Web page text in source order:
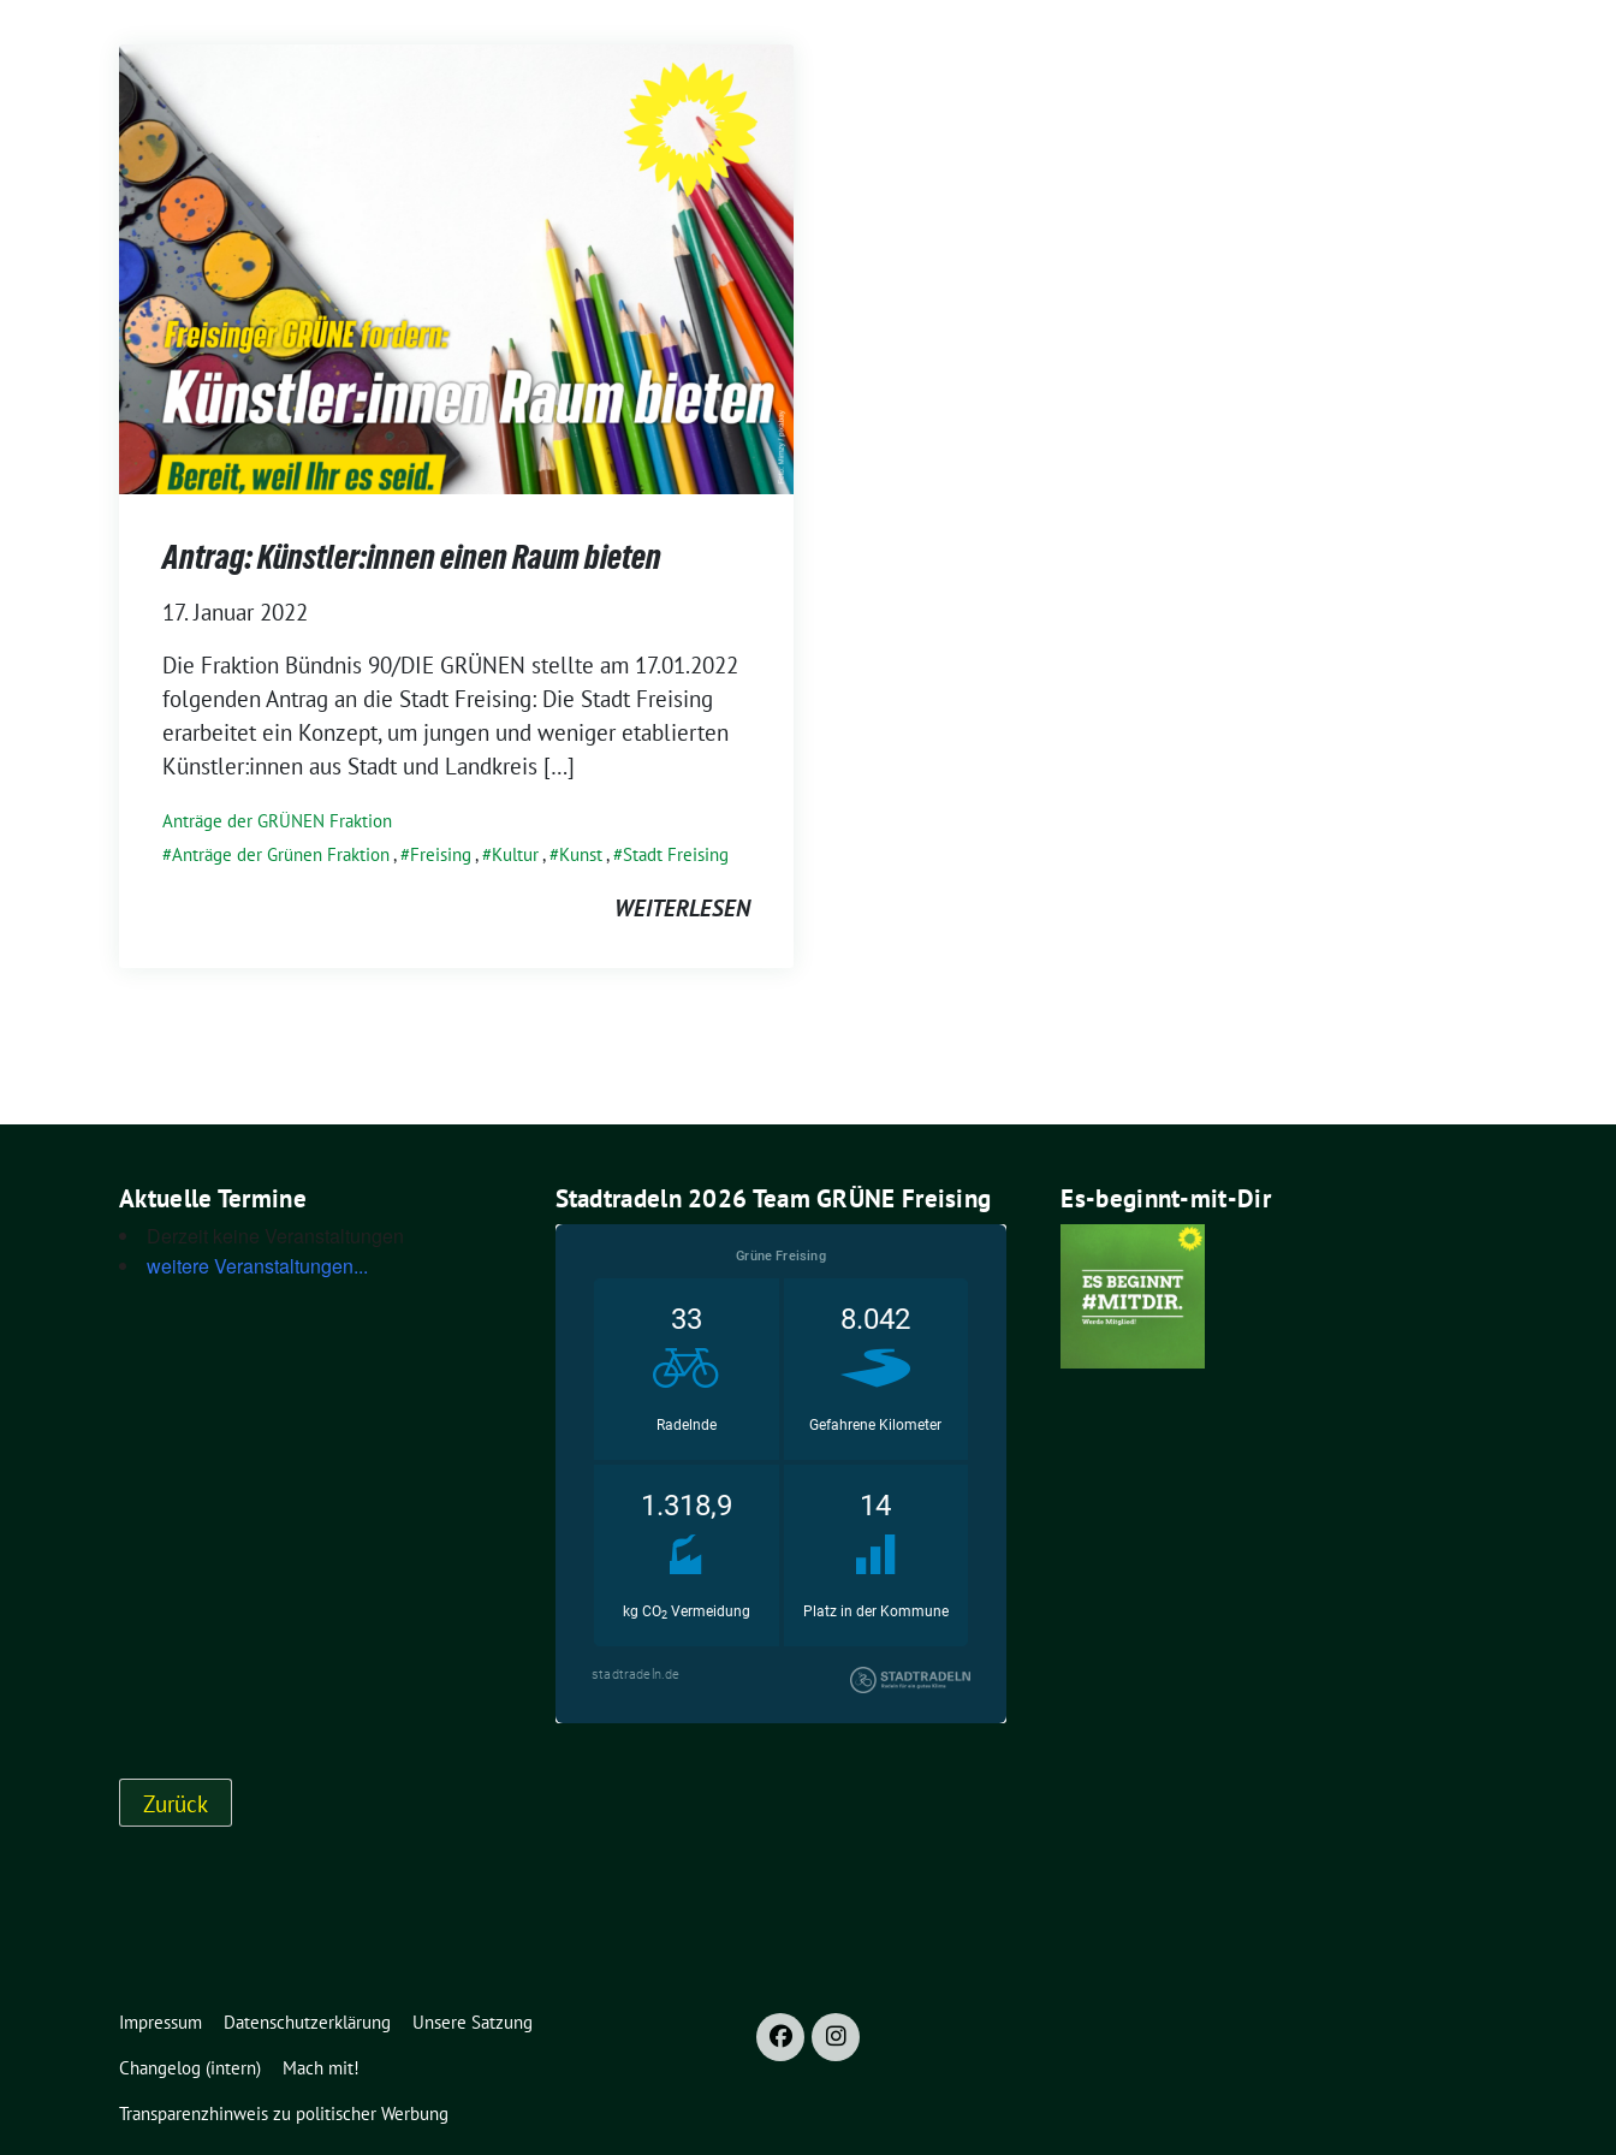
Antrag: Künstler:innen einen Raum bieten
17. Januar 2022
Die Frak­ti­on Bünd­nis 90/DIE GRÜNEN stell­te am 17.01.2022
fol­gen­den Antrag an die Stadt Frei­sing: Die Stadt Frei­sing
erar­bei­tet ein Kon­zept, um jun­gen und weni­ger eta­blier­ten
Künstler:innen aus Stadt und Landkreis […]
Anträge der GRÜNEN Fraktion
Anträge der Grünen Fraktion, Freising , Kultur, Kunst, Stadt Freising
WEITERLESEN
Aktuelle Termine
Derzeit keine Veranstaltungen
weitere Veranstaltungen...
Stadtradeln 2026 Team GRÜNE Freising Es-beginnt-mit-Dir
Impressum Datenschutzerklärung
Unsere Satzung
Changelog (intern)
Mach mit!
Transparenzhinweis zu politischer Werbung